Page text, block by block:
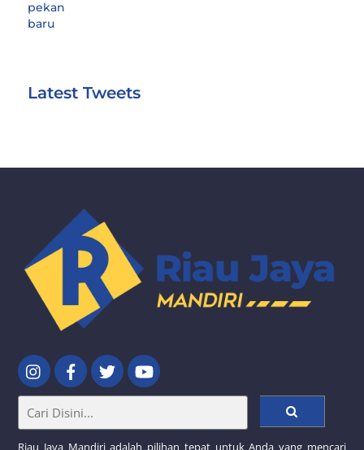
Latest Tweets
Riau Jaya Mandiri adalah pilihan tepat untuk Anda yang mencari